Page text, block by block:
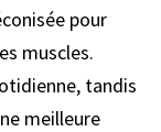
pour
muscles.
tandis
meilleure